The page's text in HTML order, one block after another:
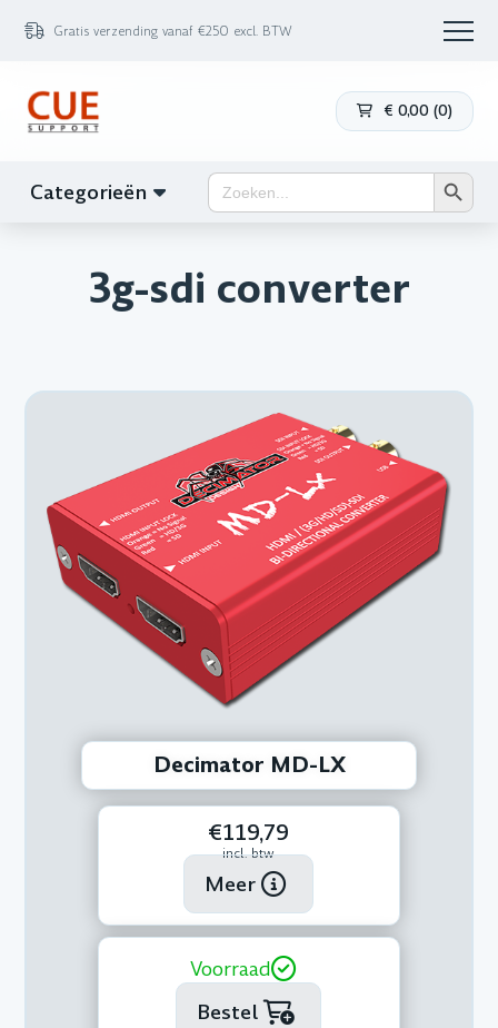
Gratis verzending vanaf €250 excl. BTW
€ 0,00 (0)
Categorieën Zoek
naar:
3g-sdi converter
Decimator MD-LX
€119,79
incl. btw
Meer
Voorraad
Bestel